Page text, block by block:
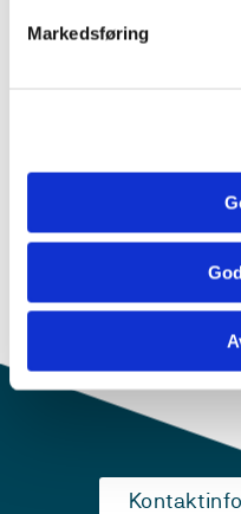
Markedsføring
NHRA101 Natur,
NHRA101 Natur,